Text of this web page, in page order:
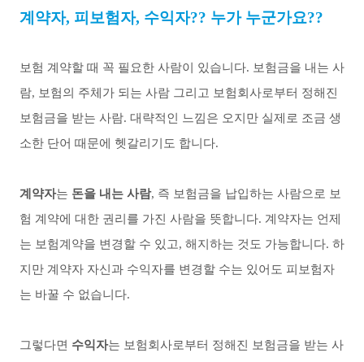
계약자, 피보험자, 수익자?? 누가 누군가요??
보험 계약할 때 꼭 필요한 사람이 있습니다. 보험금을 내는 사
람, 보험의 주체가 되는 사람 그리고 보험회사로부터 정해진
보험금을 받는 사람. 대략적인 느낌은 오지만 실제로 조금 생
소한 단어 때문에 헷갈리기도 합니다.
계약자는 돈을 내는 사람, 즉 보험금을 납입하는 사람으로 보
험 계약에 대한 권리를 가진 사람을 뜻합니다. 계약자는 언제
는 보험계약을 변경할 수 있고, 해지하는 것도 가능합니다. 하
지만 계약자 자신과 수익자를 변경할 수는 있어도 피보험자
는 바꿀 수 없습니다.
그렇다면 수익자는 보험회사로부터 정해진 보험금을 받는 사